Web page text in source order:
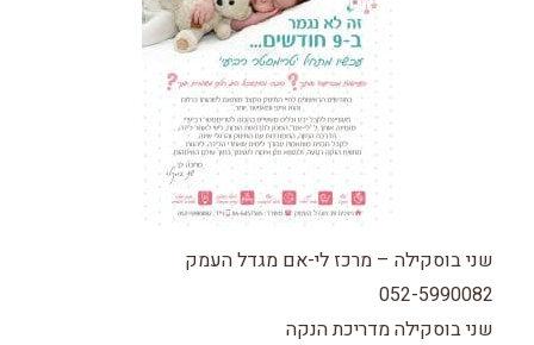
שני בוסקילה – מרכז לי-אם מגדל העמק
052-5990082
שני בוסקילה מדריכת הנקה